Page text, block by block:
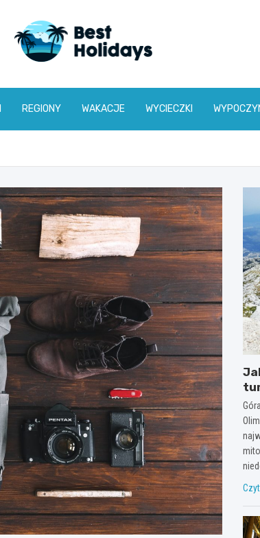
bestholidays.pl
REGIONY WAKACJE WYCIECZKI